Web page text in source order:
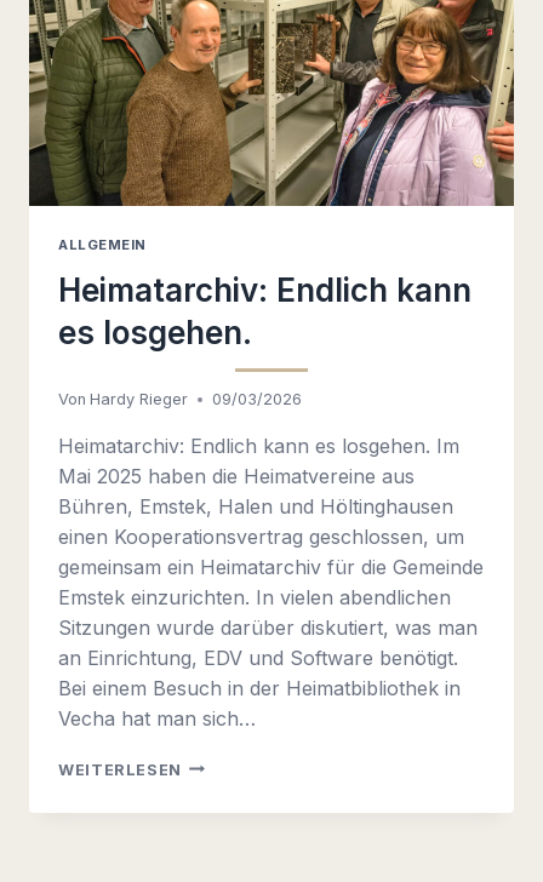
ALLGEMEIN
Heimatarchiv: Endlich kann
es losgehen.
Von Hardy Rieger 09/03/2026
Heimatarchiv: Endlich kann es losgehen. Im
Mai 2025 haben die Heimatvereine aus
Bühren, Emstek, Halen und Höltinghausen
einen Kooperationsvertrag geschlossen, um
gemeinsam ein Heimatarchiv für die Gemeinde
Emstek einzurichten. In vielen abendlichen
Sitzungen wurde darüber diskutiert, was man
an Einrichtung, EDV und Software benötigt.
Bei einem Besuch in der Heimatbibliothek in
Vecha hat man sich…
WEITERLESEN HEIMATARCHIV:
KANN